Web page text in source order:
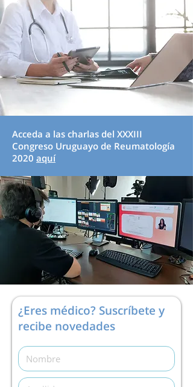
Acceda a las charlas del XXXIII
Congreso Uruguayo de Reumatología
2020 aquí
¿Eres médico? Suscríbete y
recibe novedades